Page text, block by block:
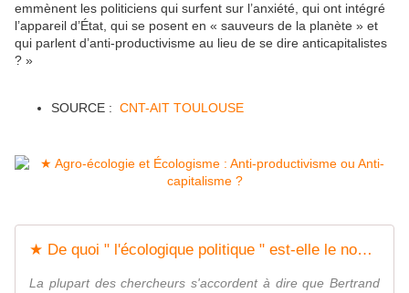
emmènent les politiciens qui surfent sur l’anxiété, qui ont intégré
l’appareil d’État, qui se posent en « sauveurs de la planète » et
qui parlent d’anti-productivisme au lieu de se dire anticapitalistes
? »
SOURCE : CNT-AIT TOULOUSE
★ De quoi " l'écologique politique " est-elle le nom ? - Socialisme libertaire
La plupart des chercheurs s'accordent à dire que Bertrand